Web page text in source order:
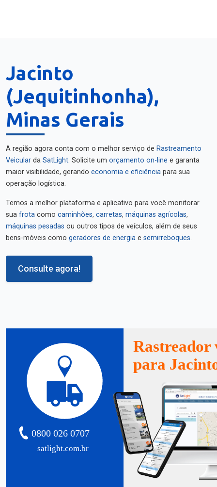
Jacinto
(Jequitinhonha),
Minas Gerais
A região agora conta com o melhor serviço de Rastreamento
Veicular da SatLight. Solicite um orçamento on-line e garanta
maior visibilidade, gerando economia e eficiência para sua
operação logística.
Temos a melhor plataforma e aplicativo para você monitorar
sua frota como caminhões, carretas, máquinas agrícolas,
máquinas pesadas ou outros tipos de veículos, além de seus
bens-móveis como geradores de energia e semirreboques.
Consulte agora!
satlight.com.br
0800 026 0707
Rastreador
para